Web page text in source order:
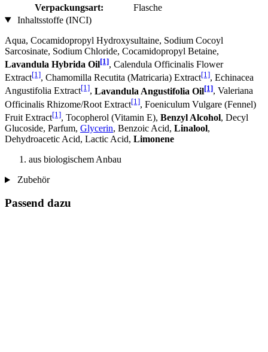
Verpackungsart:
Flasche
Inhaltsstoffe (INCI)
Aqua, Cocamidopropyl Hydroxysultaine, Sodium Cocoyl
Sarcosinate, Sodium Chloride, Cocamidopropyl Betaine,
Lavandula Hybrida Oil[1], Calendula Officinalis Flower
Extract[1], Chamomilla Recutita (Matricaria) Extract[1], Echinacea
Angustifolia Extract[1], Lavandula Angustifolia Oil[1], Valeriana
Officinalis Rhizome/Root Extract[1], Foeniculum Vulgare (Fennel)
Fruit Extract[1], Tocopherol (Vitamin E), Benzyl Alcohol, Decyl
Glucoside, Parfum, Glycerin, Benzoic Acid, Linalool,
Dehydroacetic Acid, Lactic Acid, Limonene
aus biologischem Anbau
Zubehör
Passend dazu